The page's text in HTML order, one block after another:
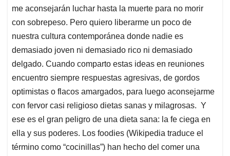
me aconsejarán luchar hasta la muerte para no morir
con sobrepeso. Pero quiero liberarme un poco de
nuestra cultura contemporánea donde nadie es
demasiado joven ni demasiado rico ni demasiado
delgado. Cuando comparto estas ideas en reuniones
encuentro siempre respuestas agresivas, de gordos
optimistas o flacos amargados, para luego aconsejarme
con fervor casi religioso dietas sanas y milagrosas. Y
ese es el gran peligro de una dieta sana: la fe ciega en
ella y sus poderes. Los foodies (Wikipedia traduce el
término como “cocinillas”) han hecho del comer una